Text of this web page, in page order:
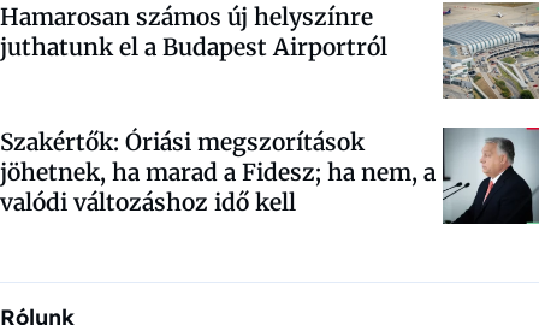
Hamarosan számos új helyszínre
juthatunk el a Budapest Airportról
Szakértők: Óriási megszorítások
jöhetnek, ha marad a Fidesz; ha nem, a
valódi változáshoz idő kell
Rólunk